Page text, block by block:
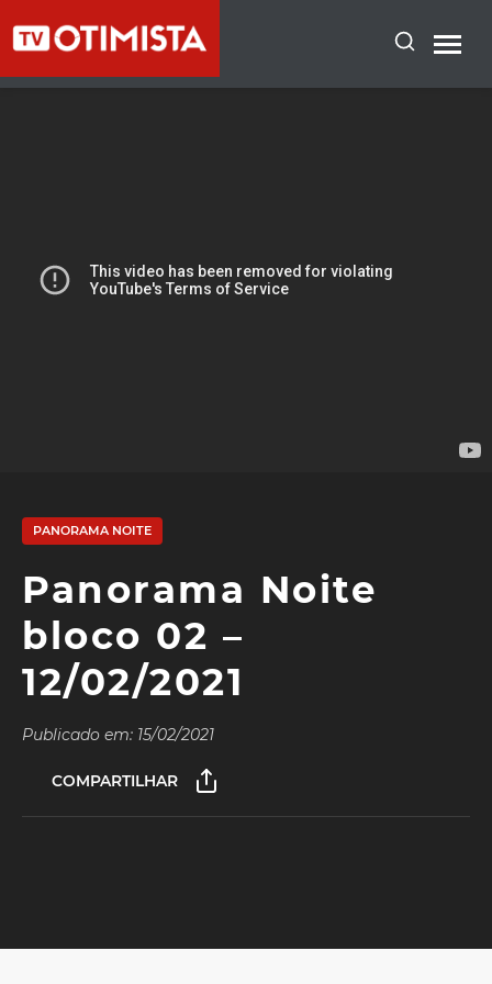
PANORAMA NOITE
Panorama Noite
bloco 02 –
12/02/2021
Publicado em: 15/02/2021
COMPARTILHAR